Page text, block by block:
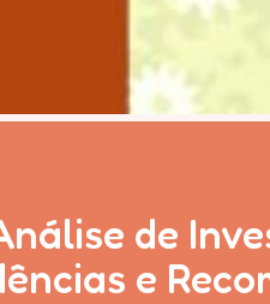
de
e